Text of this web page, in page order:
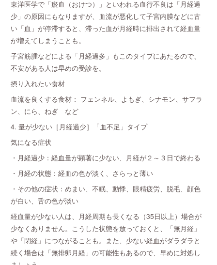
東洋医学で「瘀血（おけつ）」といわれる血行不良は「月経過
少」の原因にもなりますが、血流が悪化して子宮内膜などに古
い「血」が停滞すると、滞った血が月経時に排出されて経血量
が増えてしまうことも。
子宮筋腫などによる「月経過多」もこのタイプにあたるので、
不安がある人は早めの受診を。
摂り入れたい食材
血流を良くする食材： フェンネル、よもぎ、シナモン、サフラ
ン、にら、ねぎ など
4. 量が少ない［月経過少］「血不足」タイプ
気になる症状
・月経過少：経血量が顕著に少ない、月経が２～３日で終わる
・月経の状態：経血の色が淡く、さらっと薄い
・その他の症状：めまい、不眠、動悸、眼精疲労、脱毛、顔色
が白い、舌の色が淡い
経血量が少ない人は、月経周期も長くなる（35日以上）場合が
少なくありません。こうした状態を放っておくと、「無月経」
や「閉経」につながることも。また、少ない経血がダラダラと
続く場合は「無排卵月経」の可能性もあるので、早めに対処し